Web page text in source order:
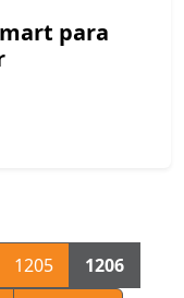
para
1205
1206